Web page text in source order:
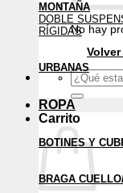
No hay
Buscar
por:
Carrito
MONTAÑA
DOBLE
RÍGIDAS
URBANAS
ROPA
BOTINES Y
BRAGA